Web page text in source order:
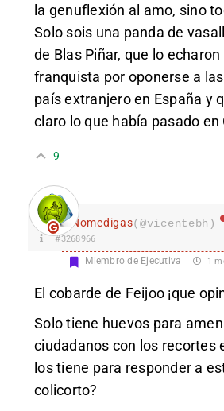
la genuflexión al amo, sino
Solo sois una panda de
de Blas Piñar, que lo
franquista por oponerse a
país extranjero en España y
claro lo que había pasado en
9
Nomedigas(@vicentebh)
#3268966
Miembro de Ejecutiva 1
El cobarde de Feijoo ¡que
Solo tiene huevos para
ciudadanos con los recortes
los tiene para responder a
colicorto?